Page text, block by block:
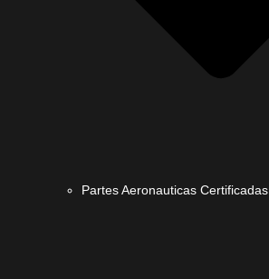
Partes Aeronauticas Certificadas